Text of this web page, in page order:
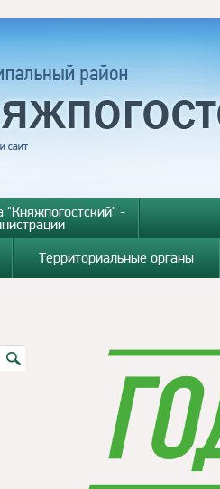
"Княжпогостский" -
Территориальные органы